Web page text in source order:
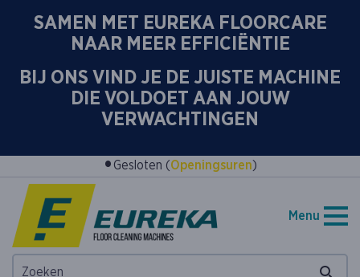
SAMEN MET EUREKA FLOORCARE
NAAR MEER EFFICIËNTIE
BIJ ONS VIND JE DE JUISTE MACHINE
DIE VOLDOET AAN JOUW
VERWACHTINGEN
• Gesloten (Openingsuren)
Menu